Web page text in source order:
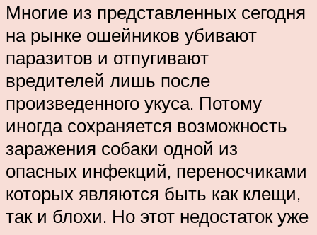
Многие из представленных сегодня
на рынке ошейников убивают
паразитов и отпугивают
вредителей лишь после
произведенного укуса. Потому
иногда сохраняется возможность
заражения собаки одной из
опасных инфекций, переносчиками
которых являются быть как клещи,
так и блохи. Но этот недостаток уже